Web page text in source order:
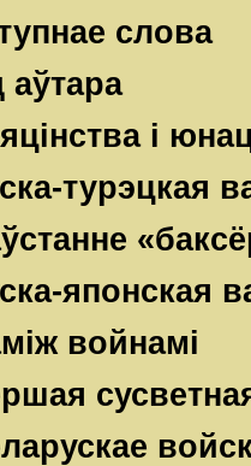
слова
аўтара
і
турэцкая
японская
войнамі